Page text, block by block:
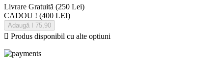
Livrare Gratuită (250 Lei)
CADOU ! (400 LEI)
Adaugă I 75,90
 Produs disponibil cu alte optiuni